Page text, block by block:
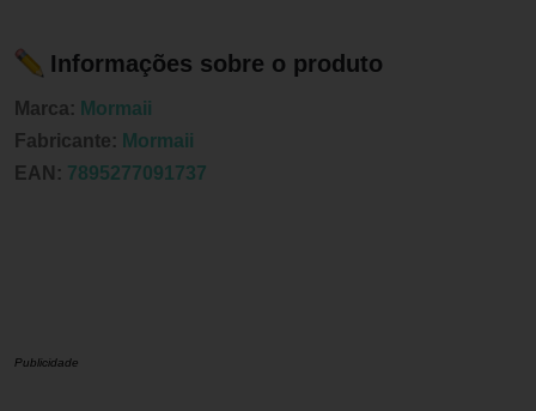
Informações sobre o produto
Marca: Mormaii
Fabricante: Mormaii
EAN: 7895277091737
Publicidade